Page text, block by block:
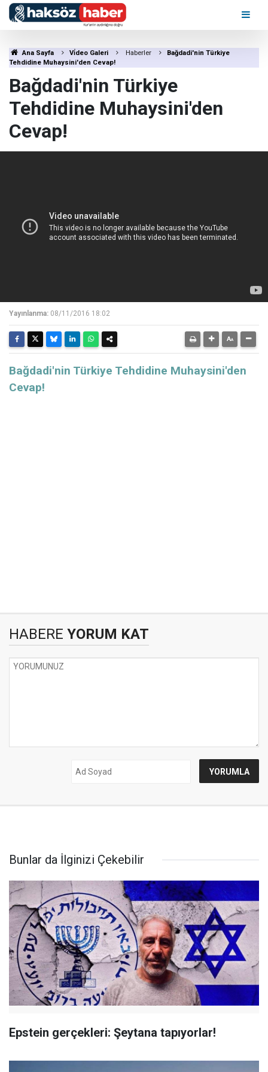
Ana Sayfa Vi̇deo Galeri Haberler
Bağdadi'nin Türkiye
Tehdidine Muhaysini'den Cevap!
Bağdadi'nin Türkiye
Tehdidine Muhaysini'den
Cevap!
Yayınlanma: 08/11/2016 18:02
Bağdadi'nin Türkiye Tehdidine Muhaysini'den
Cevap!
HABERE YORUM KAT
Bunlar da İlginizi Çekebilir
Epstein gerçekleri: Şeytana tapıyorlar!